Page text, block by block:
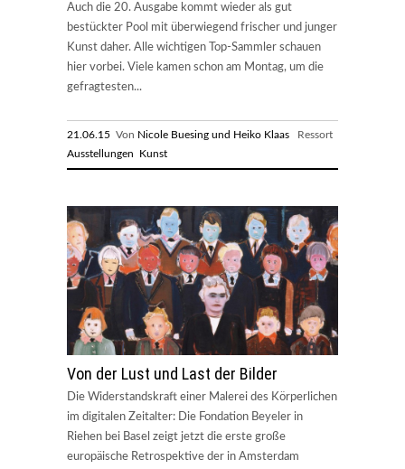
Auch die 20. Ausgabe kommt wieder als gut
bestückter Pool mit überwiegend frischer und junger
Kunst daher. Alle wichtigen Top-Sammler schauen
hier vorbei. Viele kamen schon am Montag, um die
gefragtesten...
21.06.15 Von Nicole Buesing und Heiko Klaas Ressort
Ausstellungen
Kunst
Von der Lust und Last der Bilder
Die Widerstandskraft einer Malerei des Körperlichen
im digitalen Zeitalter: Die Fondation Beyeler in
Riehen bei Basel zeigt jetzt die erste große
europäische Retrospektive der in Amsterdam